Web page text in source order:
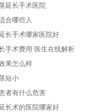
延长手术医院
合哪些人
长手术哪家医院好
手术费用 医生在线解析
果怎么样
短小
者有什么危害
长术的医院哪家好